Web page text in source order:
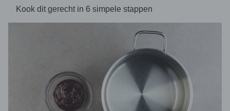
Kook dit gerecht in 6 simpele stappen